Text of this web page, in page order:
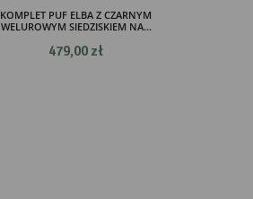
KOMPLET PUF ELBA Z CZARNYM
WELUROWYM SIEDZISKIEM NA...
479,00 zł